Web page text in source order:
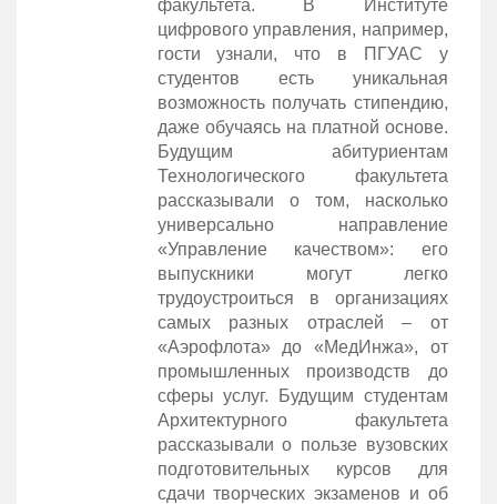
факультета. В Институте
цифрового управления, например,
гости узнали, что в ПГУАС у
студентов есть уникальная
возможность получать стипендию,
даже обучаясь на платной основе.
Будущим абитуриентам
Технологического факультета
рассказывали о том, насколько
универсально направление
«Управление качеством»: его
выпускники могут легко
трудоустроиться в организациях
самых разных отраслей – от
«Аэрофлота» до «МедИнжа», от
промышленных производств до
сферы услуг. Будущим студентам
Архитектурного факультета
рассказывали о пользе вузовских
подготовительных курсов для
сдачи творческих экзаменов и об